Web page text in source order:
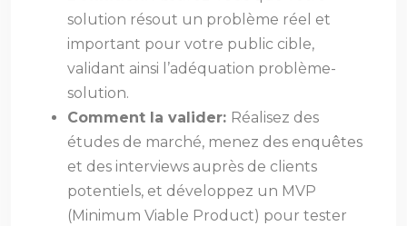
solution résout un problème réel et
important pour votre public cible,
validant ainsi l’adéquation problème-
solution.
Comment la valider: Réalisez des
études de marché, menez des enquêtes
et des interviews auprès de clients
potentiels, et développez un MVP
(Minimum Viable Product) pour tester